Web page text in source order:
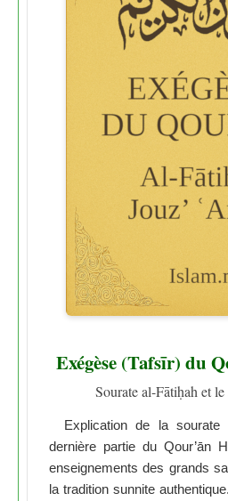
Exégèse (Tafsīr) du
Sourate al-Fātiḥah et le
Explication de la sourate
dernière partie du Qour’ān
enseignements des grands
la tradition sunnite